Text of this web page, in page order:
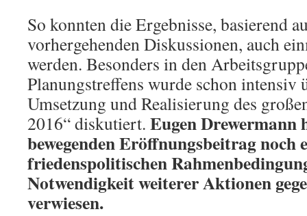
So konnten die Ergebnisse, basierend
vorhergehenden Diskussionen, auch
werden. Besonders in den
Planungstreffens wurde schon intensiv
Umsetzung und Realisierung des
2016“ diskutiert. Eugen Drewermann
bewegenden Eröffnungsbeitrag noch
friedenspolitischen
Notwendigkeit weiterer Aktionen
verwiesen.